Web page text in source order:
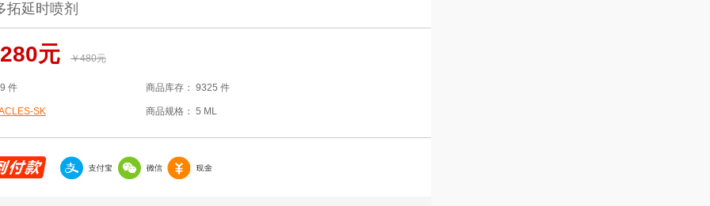
拓延时喷剂
元 ￥480元
件 商品库存： 9325 件
SK 商品规格： 5 ML